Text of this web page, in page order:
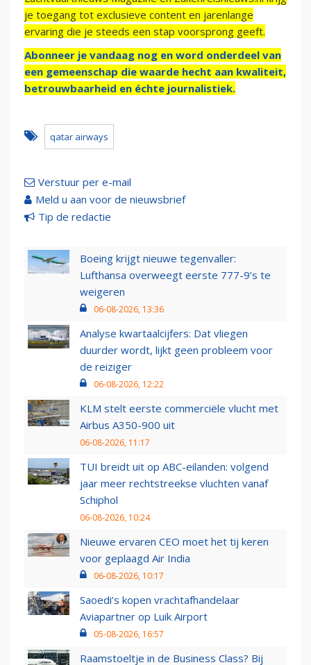
je toegang tot exclusieve content en jarenlange
ervaring die je steeds een stap voorsprong geeft.
Abonneer je vandaag nog en word onderdeel van
een gemeenschap die waarde hecht aan kwaliteit,
betrouwbaarheid en échte journalistiek.
qatar airways
Verstuur per e-mail
Meld u aan voor de nieuwsbrief
Tip de redactie
Boeing krijgt nieuwe tegenvaller:
Lufthansa overweegt eerste 777-9’s te
weigeren
06-08-2026, 13:36
Analyse kwartaalcijfers: Dat vliegen
duurder wordt, lijkt geen probleem voor
de reiziger
06-08-2026, 12:22
KLM stelt eerste commerciële vlucht met
Airbus A350-900 uit
06-08-2026, 11:17
TUI breidt uit op ABC-eilanden: volgend
jaar meer rechtstreekse vluchten vanaf
Schiphol
06-08-2026, 10:24
Nieuwe ervaren CEO moet het tij keren
voor geplaagd Air India
06-08-2026, 10:17
Saoedi’s kopen vrachtafhandelaar
Aviapartner op Luik Airport
05-08-2026, 16:57
Raamstoeltje in de Business Class? Bij